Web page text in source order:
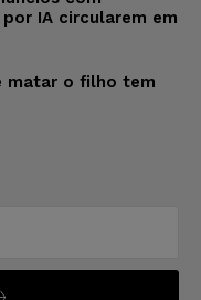
IA circularem em
matar o filho tem